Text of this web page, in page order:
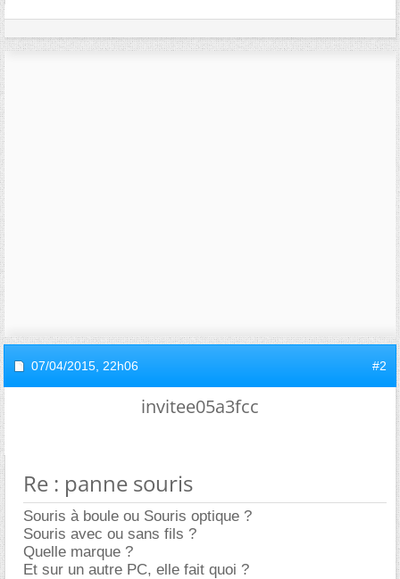
07/04/2015, 22h06 #2
invitee05a3fcc
Re : panne souris
Souris à boule ou Souris optique ?
Souris avec ou sans fils ?
Quelle marque ?
Et sur un autre PC, elle fait quoi ?